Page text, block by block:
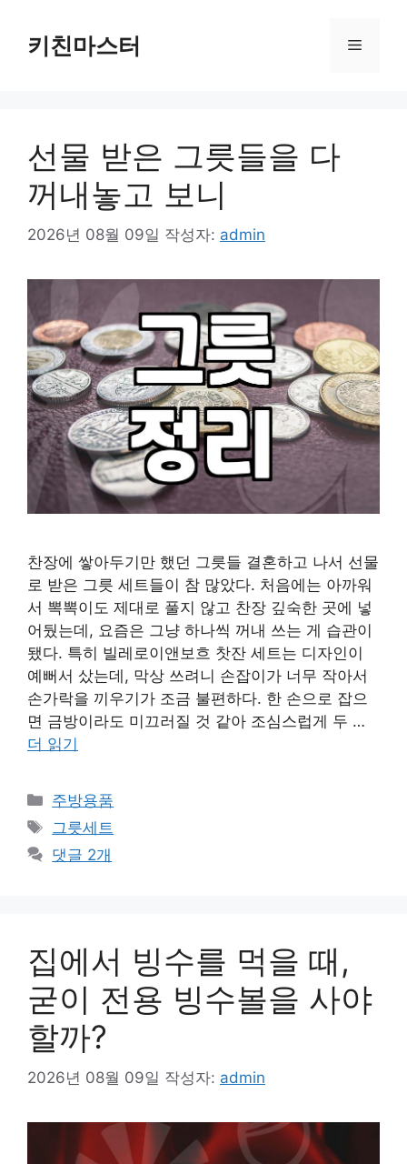
키친마스터 메
선물 받은 그릇들을 다
꺼내놓고 보니
2026년 08월 09일 작성자: admin
찬장에 쌓아두기만 했던 그릇들 결혼하고 나서 선물
로 받은 그릇 세트들이 참 많았다. 처음에는 아까워
서 뽁뽁이도 제대로 풀지 않고 찬장 깊숙한 곳에 넣
어뒀는데, 요즘은 그냥 하나씩 꺼내 쓰는 게 습관이
됐다. 특히 빌레로이앤보흐 찻잔 세트는 디자인이
예뻐서 샀는데, 막상 쓰려니 손잡이가 너무 작아서
손가락을 끼우기가 조금 불편하다. 한 손으로 잡으
면 금방이라도 미끄러질 것 같아 조심스럽게 두 …
더 읽기
카
테
리
주방용품
태
그
그릇세트
댓글 2개
집에서 빙수를 먹을 때,
굳이 전용 빙수볼을 사야
할까?
2026년 08월 09일 작성자: admin